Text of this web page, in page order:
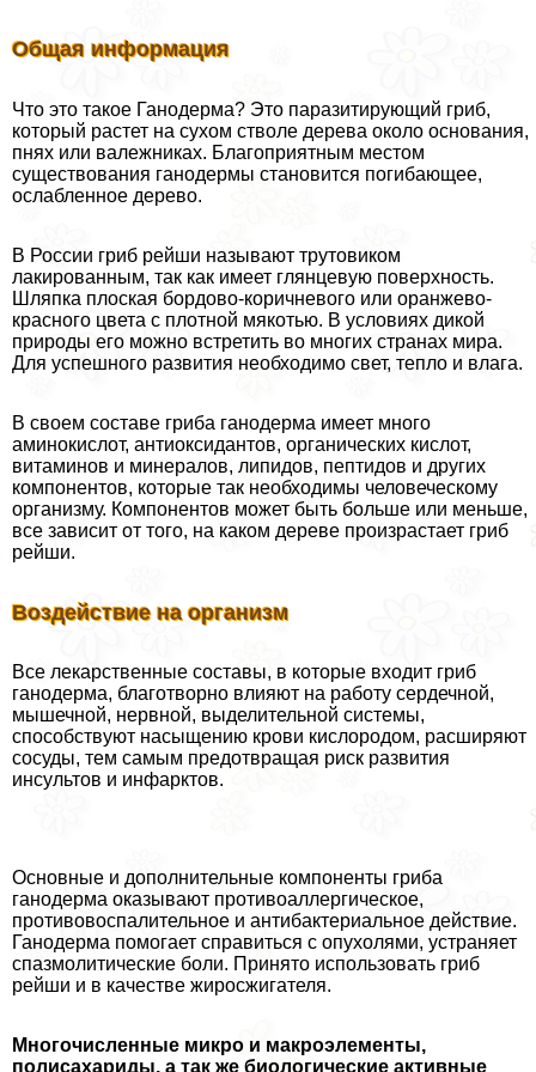
Общая информация
Что это такое Ганодерма? Это паразитирующий гриб,
который растет на сухом стволе дерева около основания,
пнях или валежниках. Благоприятным местом
существования ганодермы становится погибающее,
ослабленное дерево.
В России гриб рейши называют трутовиком
лакированным, так как имеет глянцевую поверхность.
Шляпка плоская бордово-коричневого или оранжево-
красного цвета с плотной мякотью. В условиях дикой
природы его можно встретить во многих странах мира.
Для успешного развития необходимо свет, тепло и влага.
В своем составе гриба ганодерма имеет много
аминокислот, антиоксидантов, органических кислот,
витаминов и минералов, липидов, пептидов и других
компонентов, которые так необходимы человеческому
организму. Компонентов может быть больше или меньше,
все зависит от того, на каком дереве произрастает гриб
рейши.
Воздействие на организм
Все лекарственные составы, в которые входит гриб
ганодерма, благотворно влияют на работу сердечной,
мышечной, нервной, выделительной системы,
способствуют насыщению крови кислородом, расширяют
сосуды, тем самым предотвращая риск развития
инсультов и инфарктов.
Основные и дополнительные компоненты гриба
ганодерма оказывают противоаллергическое,
противовоспалительное и антибактериальное действие.
Ганодерма помогает справиться с опухолями, устраняет
спазмолитические боли. Принято использовать гриб
рейши и в качестве жиросжигателя.
Многочисленные микро и макроэлементы,
полисахариды, а так же биологические активные